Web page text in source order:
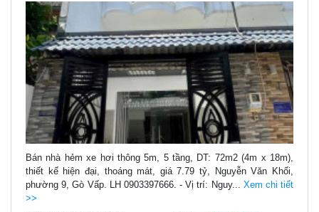
Bán nhà hẻm xe hơi thông 5m, 5 tầng, DT: 72m2 (4m x 18m),
thiết kế hiện đại, thoáng mát, giá 7.79 tỷ, Nguyễn Văn Khối,
phường 9, Gò Vấp. LH 0903397666. - Vị trí: Nguy... Xem chi tiết
>>